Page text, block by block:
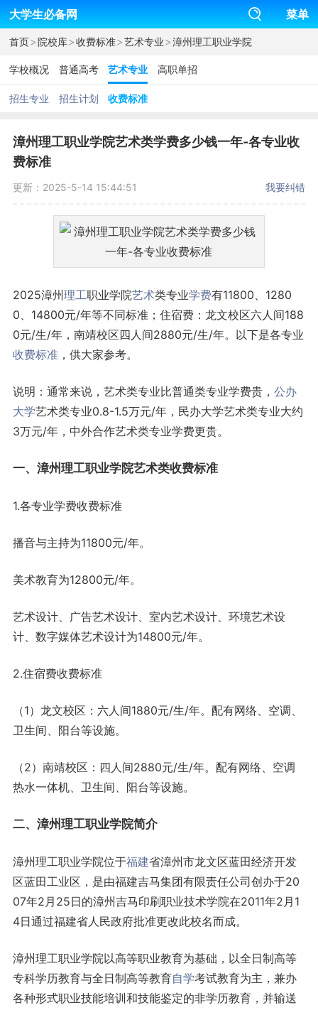
大学生必备网 菜单
首页>院校库>收费标准>艺术专业>漳州理工职业学院
学校概况 普通高考 艺术专业 高职单招
招生专业 招生计划 收费标准
漳州理工职业学院艺术类学费多少钱一年-各专业收
费标准
更新：2025-5-14 15:44:51 我要纠错
2025漳州理工职业学院艺术类专业学费有11800、1280
0、14800元/年等不同标准；住宿费：龙文校区六人间188
0元/生/年，南靖校区四人间2880元/生/年。以下是各专业
收费标准，供大家参考。
说明：通常来说，艺术类专业比普通类专业学费贵， 公办
大学艺术类专业0.8-1.5万元/年，民办大学艺术类专业大约
3万元/年，中外合作艺术类专业学费更贵。
一、漳州理工职业学院艺术类收费标准
1.各专业学费收费标准
播音与主持为11800元/年。
美术教育为12800元/年。
艺术设计、广告艺术设计、室内艺术设计、环境艺术设
计、数字媒体艺术设计为14800元/年。
2.住宿费收费标准
（1）龙文校区：六人间1880元/生/年。配有网络、空调、
卫生间、阳台等设施。
（2）南靖校区：四人间2880元/生/年。配有网络、空调
热水一体机、卫生间、阳台等设施。
二、漳州理工职业学院简介
漳州理工职业学院位于福建省漳州市龙文区蓝田经济开发
区蓝田工业区，是由福建吉马集团有限责任公司创办于20
07年2月25日的漳州吉马印刷职业技术学院在2011年2月1
4日通过福建省人民政府批准更改此校名而成。
漳州理工职业学院以高等职业教育为基础，以全日制高等
专科学历教育与全日制高等教育自学考试教育为主，兼办
各种形式职业技能培训和技能鉴定的非学历教育，并输送